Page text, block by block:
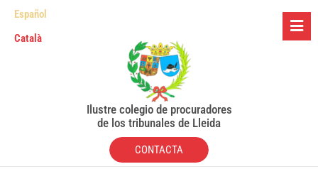
Español
Català
Ilustre colegio de procuradores
de los tribunales de Lleida
CONTACTA